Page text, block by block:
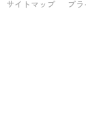
サイトマップ プ